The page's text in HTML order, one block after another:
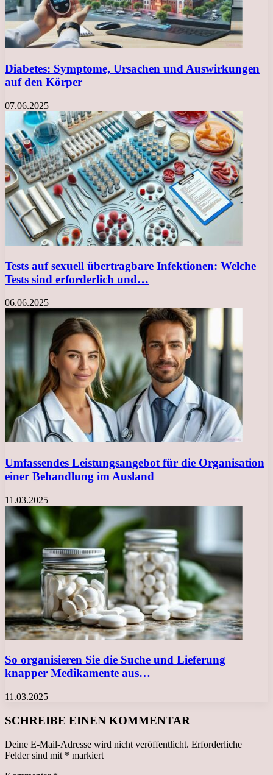
Diabetes: Symptome, Ursachen und Auswirkungen
auf den Körper
07.06.2025
Tests auf sexuell übertragbare Infektionen: Welche
Tests sind erforderlich und…
06.06.2025
Umfassendes Leistungsangebot für die Organisation
einer Behandlung im Ausland
11.03.2025
So organisieren Sie die Suche und Lieferung
knapper Medikamente aus…
11.03.2025
SCHREIBE EINEN KOMMENTAR
Deine E-Mail-Adresse wird nicht veröffentlicht. Erforderliche
Felder sind mit * markiert